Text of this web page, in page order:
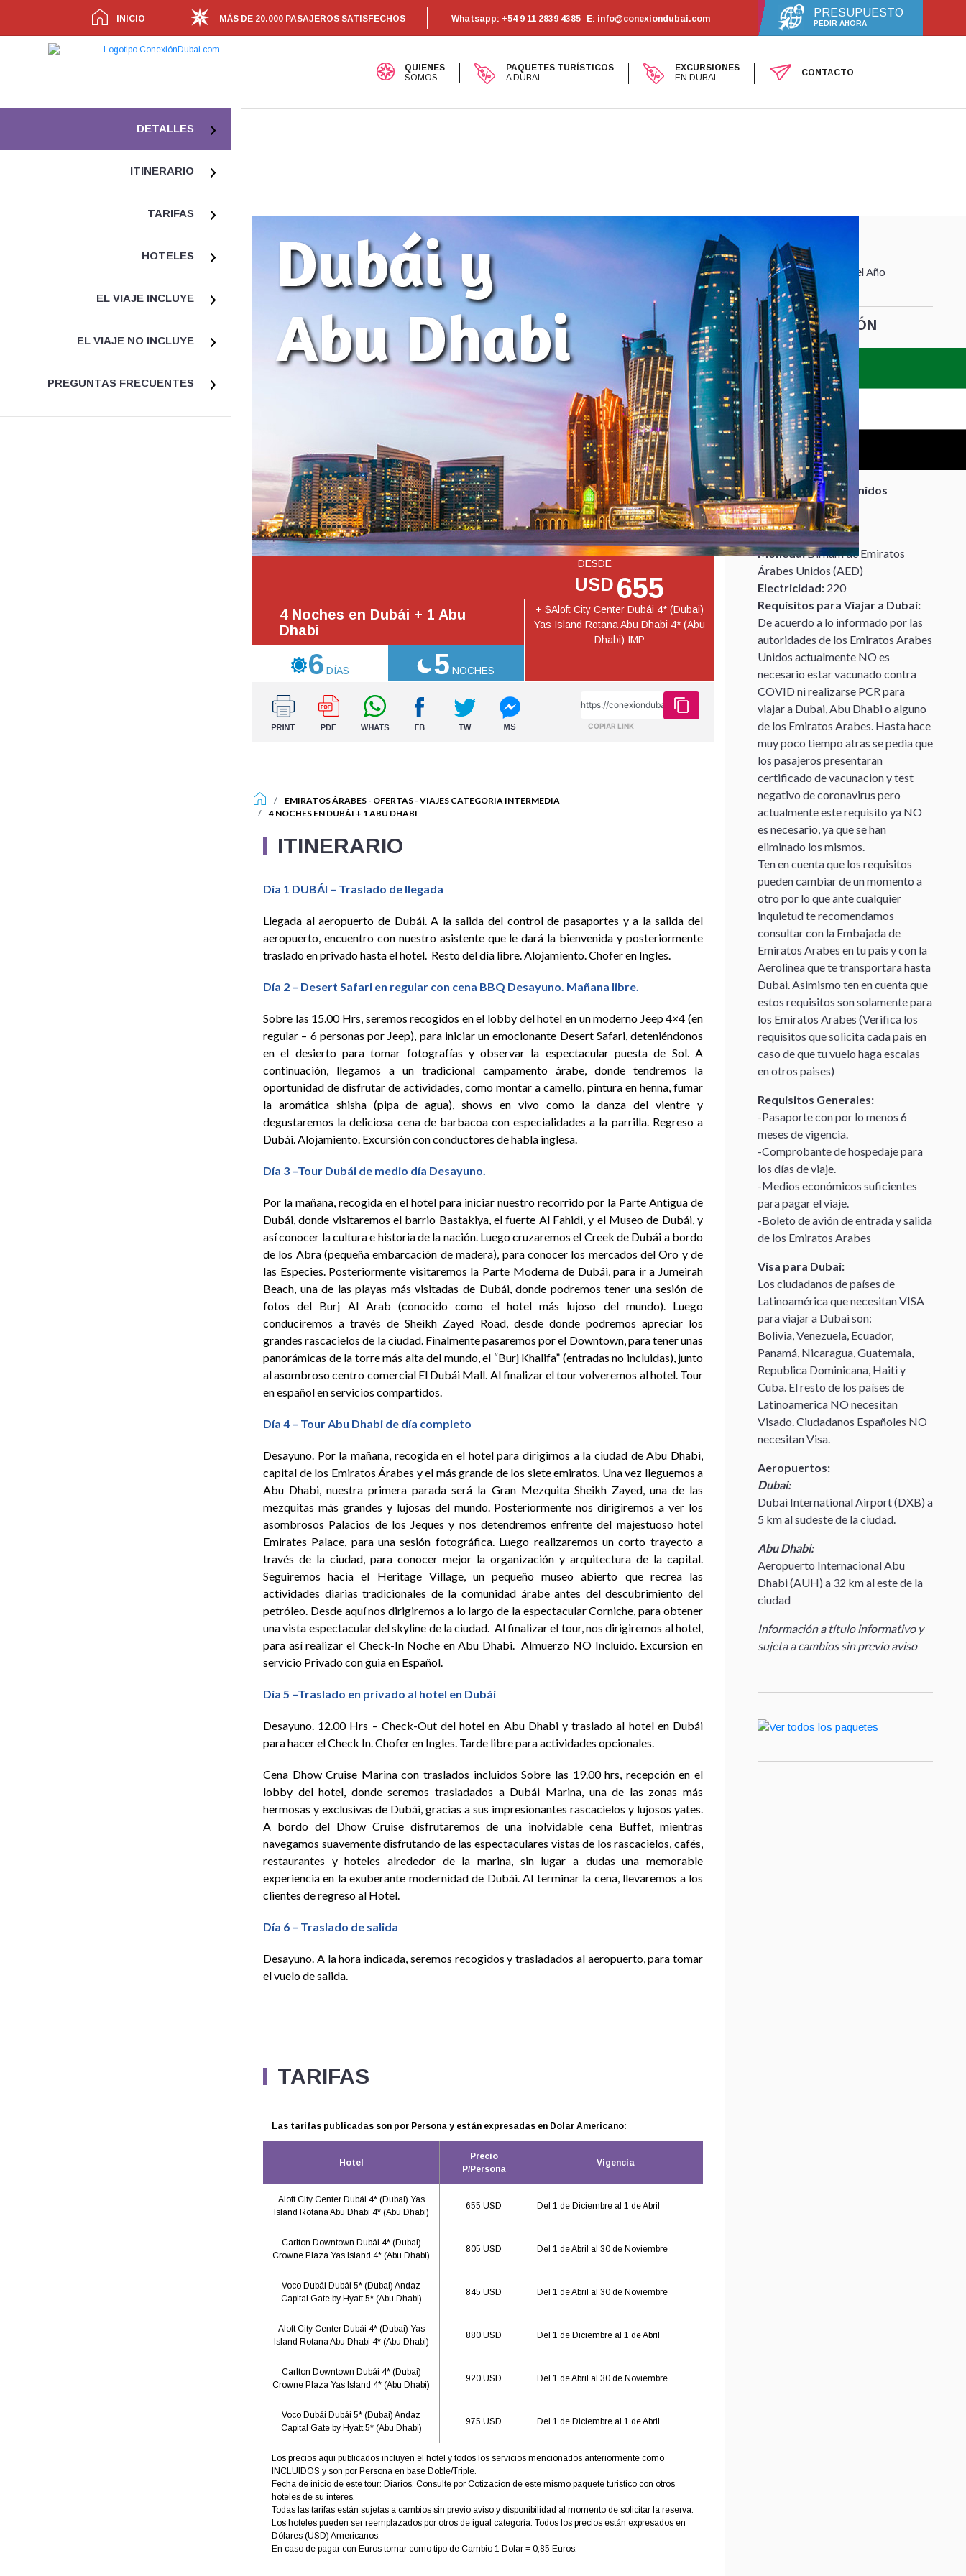
INICIO MÁS DE 20.000 PASAJEROS SATISFECHOS Whatsapp: +54 9 11 2839 4385 E: info@conexiondubai.com PRESUPUESTO
PEDIR AHORA
QUIENES
SOMOS
PAQUETES TURÍSTICOS
A DUBAI
EXCURSIONES
EN DUBAI
CONTACTO
DETALLES
ITINERARIO
TARIFAS
HOTELES
EL VIAJE INCLUYE
EL VIAJE NO INCLUYE
PREGUNTAS FRECUENTES
4 Noches en Dubái + 1 Abu
Dhabi
6 DÍAS 5 NOCHES
DESDE
USD 655
+ $Aloft City Center Dubái 4* (Dubai)
Yas Island Rotana Abu Dhabi 4* (Abu
Dhabi) IMP
COPIAR LINK
EMIRATOS ÁRABES - OFERTAS - VIAJES CATEGORIA INTERMEDIA
4 NOCHES EN DUBÁI + 1 ABU DHABI
ITINERARIO
Día 1 DUBÁI – Traslado de llegada
Llegada al aeropuerto de Dubái. A la salida del control de pasaportes y a la salida del
aeropuerto, encuentro con nuestro asistente que le dará la bienvenida y posteriormente
traslado en privado hasta el hotel. Resto del día libre. Alojamiento. Chofer en Ingles.
Día 2 – Desert Safari en regular con cena BBQ Desayuno. Mañana libre.
Sobre las 15.00 Hrs, seremos recogidos en el lobby del hotel en un moderno Jeep 4×4 (en
regular – 6 personas por Jeep), para iniciar un emocionante Desert Safari, deteniéndonos
en el desierto para tomar fotografías y observar la espectacular puesta de Sol. A
continuación, llegamos a un tradicional campamento árabe, donde tendremos la
oportunidad de disfrutar de actividades, como montar a camello, pintura en henna, fumar
la aromática shisha (pipa de agua), shows en vivo como la danza del vientre y
degustaremos la deliciosa cena de barbacoa con especialidades a la parrilla. Regreso a
Dubái. Alojamiento. Excursión con conductores de habla inglesa.
Día 3 –Tour Dubái de medio día Desayuno.
Por la mañana, recogida en el hotel para iniciar nuestro recorrido por la Parte Antigua de
Dubái, donde visitaremos el barrio Bastakiya, el fuerte Al Fahidi, y el Museo de Dubái, y
así conocer la cultura e historia de la nación. Luego cruzaremos el Creek de Dubái a bordo
de los Abra (pequeña embarcación de madera), para conocer los mercados del Oro y de
las Especies. Posteriormente visitaremos la Parte Moderna de Dubái, para ir a Jumeirah
Beach, una de las playas más visitadas de Dubái, donde podremos tener una sesión de
fotos del Burj Al Arab (conocido como el hotel más lujoso del mundo). Luego
conduciremos a través de Sheikh Zayed Road, desde donde podremos apreciar los
grandes rascacielos de la ciudad. Finalmente pasaremos por el Downtown, para tener unas
panorámicas de la torre más alta del mundo, el “Burj Khalifa” (entradas no incluidas), junto
al asombroso centro comercial El Dubái Mall. Al finalizar el tour volveremos al hotel. Tour
en español en servicios compartidos.
Día 4 – Tour Abu Dhabi de día completo
Desayuno. Por la mañana, recogida en el hotel para dirigirnos a la ciudad de Abu Dhabi,
capital de los Emiratos Árabes y el más grande de los siete emiratos. Una vez lleguemos a
Abu Dhabi, nuestra primera parada será la Gran Mezquita Sheikh Zayed, una de las
mezquitas más grandes y lujosas del mundo. Posteriormente nos dirigiremos a ver los
asombrosos Palacios de los Jeques y nos detendremos enfrente del majestuoso hotel
Emirates Palace, para una sesión fotográfica. Luego realizaremos un corto trayecto a
través de la ciudad, para conocer mejor la organización y arquitectura de la capital.
Seguiremos hacia el Heritage Village, un pequeño museo abierto que recrea las
actividades diarias tradicionales de la comunidad árabe antes del descubrimiento del
petróleo. Desde aquí nos dirigiremos a lo largo de la espectacular Corniche, para obtener
una vista espectacular del skyline de la ciudad. Al finalizar el tour, nos dirigiremos al hotel,
para así realizar el Check-In Noche en Abu Dhabi. Almuerzo NO Incluido. Excursion en
servicio Privado con guia en Español.
Día 5 –Traslado en privado al hotel en Dubái
Desayuno. 12.00 Hrs – Check-Out del hotel en Abu Dhabi y traslado al hotel en Dubái
para hacer el Check In. Chofer en Ingles. Tarde libre para actividades opcionales.
Cena Dhow Cruise Marina con traslados incluidos Sobre las 19.00 hrs, recepción en el
lobby del hotel, donde seremos trasladados a Dubái Marina, una de las zonas más
hermosas y exclusivas de Dubái, gracias a sus impresionantes rascacielos y lujosos yates.
A bordo del Dhow Cruise disfrutaremos de una inolvidable cena Buffet, mientras
navegamos suavemente disfrutando de las espectaculares vistas de los rascacielos, cafés,
restaurantes y hoteles alrededor de la marina, sin lugar a dudas una memorable
experiencia en la exuberante modernidad de Dubái. Al terminar la cena, llevaremos a los
clientes de regreso al Hotel.
Día 6 – Traslado de salida
Desayuno. A la hora indicada, seremos recogidos y trasladados al aeropuerto, para tomar
el vuelo de salida.
TARIFAS
Las tarifas publicadas son por Persona y están expresadas en Dolar Americano:
Hotel
Precio
P/Persona
Vigencia
Aloft City Center Dubái 4* (Dubai) Yas
Island Rotana Abu Dhabi 4* (Abu Dhabi)
655 USD Del 1 de Diciembre al 1 de Abril
Carlton Downtown Dubái 4* (Dubai)
Crowne Plaza Yas Island 4* (Abu Dhabi)
805 USD Del 1 de Abril al 30 de Noviembre
Voco Dubái Dubái 5* (Dubai) Andaz
Capital Gate by Hyatt 5* (Abu Dhabi)
845 USD Del 1 de Abril al 30 de Noviembre
Aloft City Center Dubái 4* (Dubai) Yas
Island Rotana Abu Dhabi 4* (Abu Dhabi)
880 USD Del 1 de Diciembre al 1 de Abril
Carlton Downtown Dubái 4* (Dubai)
Crowne Plaza Yas Island 4* (Abu Dhabi)
920 USD Del 1 de Abril al 30 de Noviembre
Voco Dubái Dubái 5* (Dubai) Andaz
Capital Gate by Hyatt 5* (Abu Dhabi)
975 USD Del 1 de Diciembre al 1 de Abril
Los precios aqui publicados incluyen el hotel y todos los servicios mencionados anteriormente como
INCLUIDOS y son por Persona en base Doble/Triple.
Fecha de inicio de este tour: Diarios. Consulte por Cotizacion de este mismo paquete turistico con otros
hoteles de su interes.
Todas las tarifas están sujetas a cambios sin previo aviso y disponibilidad al momento de solicitar la reserva.
Los hoteles pueden ser reemplazados por otros de igual categoría. Todos los precios están expresados en
Dólares (USD) Americanos.
En caso de pagar con Euros tomar como tipo de Cambio 1 Dolar = 0,85 Euros.
SALIDAS
Diarias durante todo el Año
INFORMACIÓN
Emiratos Árabes Unidos
Capital: Abu Dhabi
Idioma: Árabe
Moneda:Dirham de Emiratos
Árabes Unidos (AED)
Electricidad: 220
Requisitos para Viajar a Dubai:
De acuerdo a lo informado por las
autoridades de los Emiratos Arabes
Unidos actualmente NO es
necesario estar vacunado contra
COVID ni realizarse PCR para
viajar a Dubai, Abu Dhabi o alguno
de los Emiratos Arabes. Hasta hace
muy poco tiempo atras se pedia que
los pasajeros presentaran
certificado de vacunacion y test
negativo de coronavirus pero
actualmente este requisito ya NO
es necesario, ya que se han
eliminado los mismos.
Ten en cuenta que los requisitos
pueden cambiar de un momento a
otro por lo que ante cualquier
inquietud te recomendamos
consultar con la Embajada de
Emiratos Arabes en tu pais y con la
Aerolinea que te transportara hasta
Dubai. Asimismo ten en cuenta que
estos requisitos son solamente para
los Emiratos Arabes (Verifica los
requisitos que solicita cada pais en
caso de que tu vuelo haga escalas
en otros paises)
Requisitos Generales:
-Pasaporte con por lo menos 6
meses de vigencia.
-Comprobante de hospedaje para
los días de viaje.
-Medios económicos suficientes
para pagar el viaje.
-Boleto de avión de entrada y salida
de los Emiratos Arabes
Visa para Dubai:
Los ciudadanos de países de
Latinoamérica que necesitan VISA
para viajar a Dubai son:
Bolivia, Venezuela, Ecuador,
Panamá, Nicaragua, Guatemala,
Republica Dominicana, Haiti y
Cuba. El resto de los países de
Latinoamerica NO necesitan
Visado. Ciudadanos Españoles NO
necesitan Visa.
Aeropuertos:
Dubai:
Dubai International Airport (DXB) a
5 km al sudeste de la ciudad.
Abu Dhabi:
Aeropuerto Internacional Abu
Dhabi (AUH) a 32 km al este de la
ciudad
Información a título informativo y
sujeta a cambios sin previo aviso